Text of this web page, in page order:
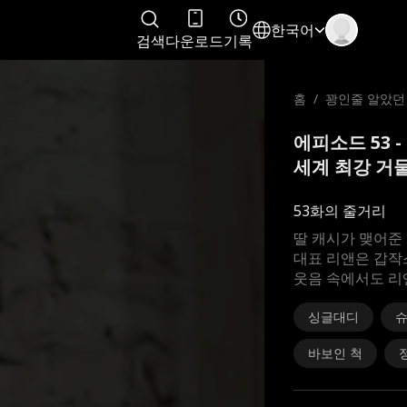
검색다운로드기록
한국어
홈 / 꽝인줄 알았
에피소드 53
세계 최강 거
53화의 줄거리
딸 캐시가 맺어
대표 리앤은 갑
웃음 속에서도
싱글대디
바보인 척